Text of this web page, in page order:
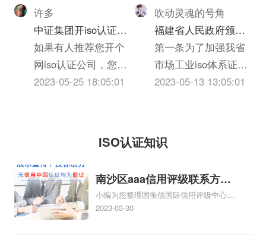
（1）投标邀请；
（2）投标人须知，包
括密封、签署、盖章
要求等；（3）投标人
应当提交的资格、资
证编制要求和投标保
证金交纳方式；（5）
招标项目的...
许多
中证集团开iso认证公
司有什么要求么？
如果有人推荐您开个
网iso认证公司，您一
定马上会想到资金来
邮寄、销售经验、库
存风险、售后服务等
一系列的问题，可能
会觉得困难重重、麻
烦多多，让您一筹莫
展。按照通常的网iso
2023-05-25 18:05:01
节进行全部监督，以
保障应收账款安全和
及时安全收回的管
理。企业信用风险管
理技巧...
公司(自然人投资或控
股)，申报地址位于广州
市越秀区东风东路836
号2座2204房。广州卓
瀚iso体系认证服务有限
企业...
吹动灵魂的号角
福建省人民政府颁发
《关于加强市场工业
iso体系证书质量监督
检验与管理的暂行规
第一条为了加强我省
市场工业iso体系证书
的质量监督检验与管
体系证书流通，根据
《国务院批转国家标
强iso三体系认证质量
监督检验工作报告的
2023-05-13 13:05:01
ISO认证知识
南沙区aaa信用评级联系方
式，南沙区aaa信用评级
小编为您整理国衡信国际信用评级中心
AAA信用评级是什么，AAA信用评级专业
2023-03-30